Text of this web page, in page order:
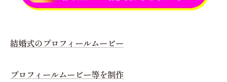
結婚式のプロフィールムービー
プロフィールムービー等を制作